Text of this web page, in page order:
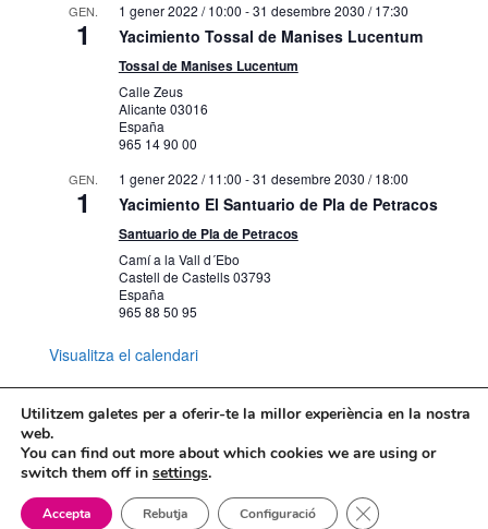
AG.
8
Del trazo neoclásico al espíritu
romántico
17 gener 2024 / 10:00-
31 desembre
2030 / 20:00
Mubag
8
VISITAS GUIADAS A
GRUPOS/PUBLICACIONES DIGITALES
AG.
8
Abstracción geométrica. Pioneros del
ilusionismo óptico en la colección
1 febrer 2024 / 10:00
/ 20:00
Mubag Carrer Gravina, 13, 15, Alacant
AG.
8
La Cova de L’Or de Beniarrés MARQ
1 setembre 2024 / 9:00 - 31 desembre
2030 / 14:00
Sierra del BenicadellBeniarrés
GEN.
1
1 gener 2022 / 10:00 -31 desembre 2030 / 17:30
Yacimiento Tossal de Manises Lucentum
Tossal de Manises Lucentum
Calle Zeus
Alicante 03016
España
965 14 90 00
GEN.
1
1 gener 2022 / 11:00 -31 desembre 2030 / 18:00
Yacimiento El Santuario de Pla de Petracos
Santuario de Pla de Petracos
Camí a la Vall d´Ebo
Castell de Castells03793
España
965 88 50 95
Visualitza el calendari
Mapa web
Política de Privacidad
Politica de cookies
Utilitzem galetes per a oferir-te la millor experiència en la nostra
web.
You can find out more about which cookies we are using or
switch them off in settings.
Accepta Rebutja Configuració Tanca el bàner de